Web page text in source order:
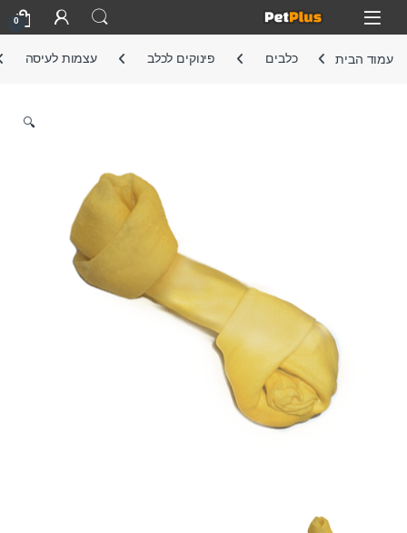
Skip to navigation
Skip to content
Open
0
עמוד הבית כלבים פינוקים לכלב עצמות לעיסה
🔍